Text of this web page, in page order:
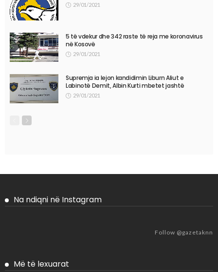
29/01/2021
5 të vdekur dhe 342 raste të reja me koronavirus
në Kosovë
29/01/2021
Supremja ia lejon kandidimin Liburn Aliut e
Labinotë Demit, Albin Kurti mbetet jashtë
29/01/2021
Na ndiqni në Instagram
Follow @gazetaknn
Më të lexuarat